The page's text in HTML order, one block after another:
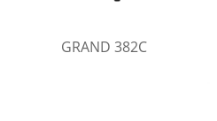
GRAND 382C